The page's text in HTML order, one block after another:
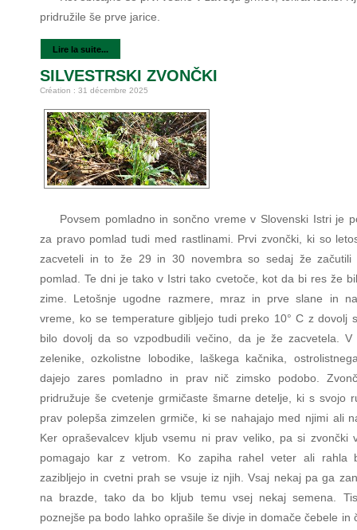
pridružile še prve jarice.
Lire la suite...
SILVESTRSKI ZVONČKI
Création : 31 décembre 2025
Povsem pomladno in sončno vreme v Slovenski Istri je
za pravo pomlad tudi med rastlinami. Prvi zvončki, ki so
zacveteli in to že 29 in 30 novembra so sedaj že začutili
pomlad. Te dni je tako v Istri tako cvetoče, kot da bi res že
zime. Letošnje ugodne razmere, mraz in prve slane in
vreme, ko se temperature gibljejo tudi preko 10° C z dovolj
bilo dovolj da so vzpodbudili večino, da je že zacvetela. V
zelenike, ozkolistne lobodike, laškega kačnika,
dajejo zares pomladno in prav nič zimsko podobo.
pridružuje še cvetenje grmičaste šmarne detelje, ki s svojo
prav polepša zimzelen grmiče, ki se nahajajo med njimi ali
Ker opraševalcev kljub vsemu ni prav veliko, pa si zvončki
pomagajo kar z vetrom. Ko zapiha rahel veter ali rahla
zazibljejo in cvetni prah se vsuje iz njih. Vsaj nekaj pa ga
na brazde, tako da bo kljub temu vsej nekaj semena.
poznejše pa bodo lahko oprašile še divje in domače čebele in